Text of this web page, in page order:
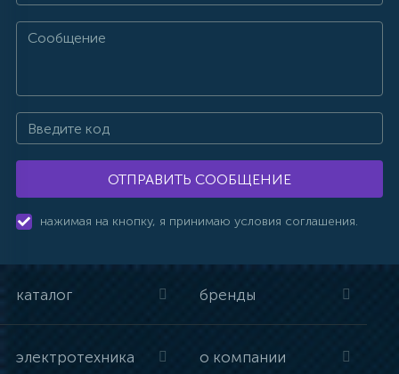
ОТПРАВИТЬ СООБЩЕНИЕ
нажимая на кнопку, я принимаю условия соглашения.
каталог бренды
электротехника о компании